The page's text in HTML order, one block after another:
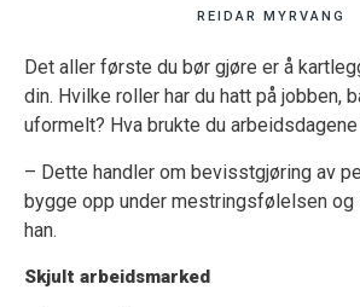
REIDAR MYRVANG
Det aller første du bør gjøre er å
din. Hvilke roller har du hatt på jobben,
uformelt? Hva brukte du
– Dette handler om bevisstgjøring av
bygge opp under mestringsfølelsen
han.
Skjult arbeidsmarked